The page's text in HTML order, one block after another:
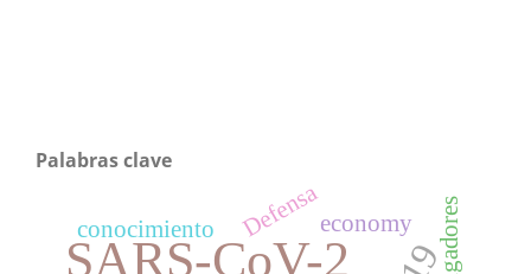
Palabras clave
SARS-CoV-2
Defensa
conocimiento economy